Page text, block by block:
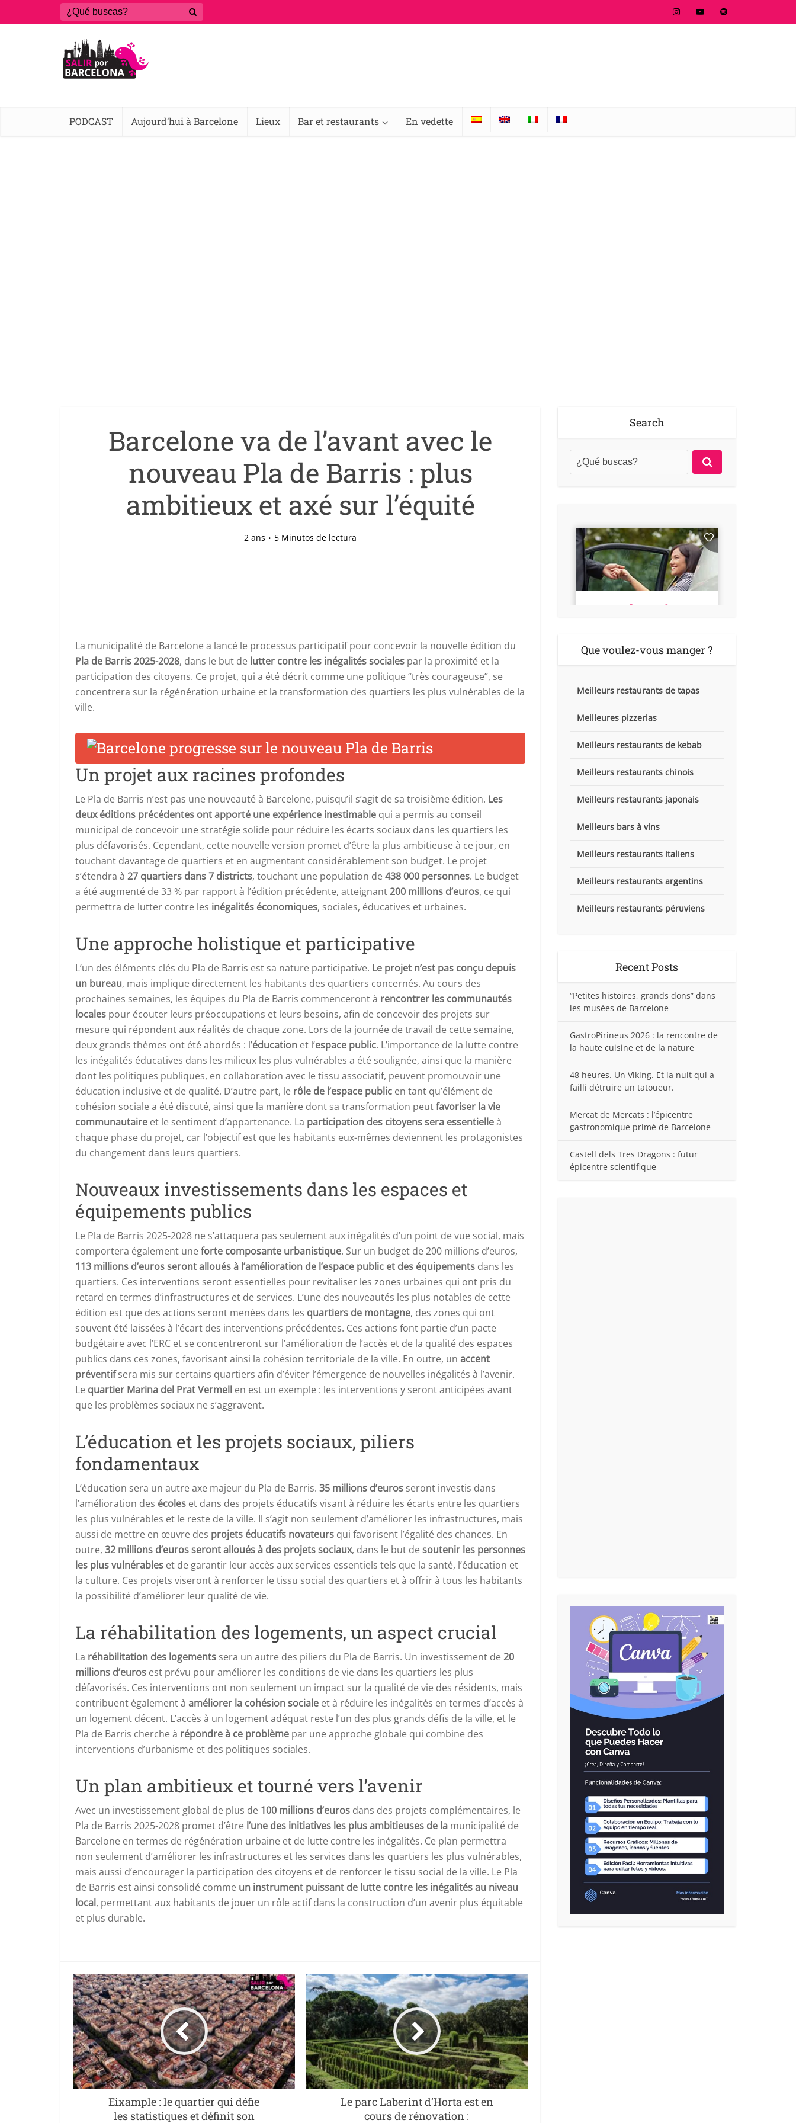
PODCAST Aujourd’hui à Barcelone Lieux Bar et restaurants En vedette
Barcelone va de l’avant avec le
nouveau Pla de Barris : plus
ambitieux et axé sur l’équité
2 ans 5 Minutos de lectura
La municipalité de Barcelone a lancé le processus participatif pour concevoir la nouvelle édition du
Pla de Barris 2025-2028, dans le but de lutter contre les inégalités sociales par la proximité et la
participation des citoyens. Ce projet, qui a été décrit comme une politique “très courageuse”, se
concentrera sur la régénération urbaine et la transformation des quartiers les plus vulnérables de la
ville.
Un projet aux racines profondes
Le Pla de Barris n’est pas une nouveauté à Barcelone, puisqu’il s’agit de sa troisième édition. Les
deux éditions précédentes ont apporté une expérience inestimable qui a permis au conseil
municipal de concevoir une stratégie solide pour réduire les écarts sociaux dans les quartiers les
plus défavorisés. Cependant, cette nouvelle version promet d’être la plus ambitieuse à ce jour, en
touchant davantage de quartiers et en augmentant considérablement son budget. Le projet
s’étendra à 27 quartiers dans 7 districts, touchant une population de 438 000 personnes. Le budget
a été augmenté de 33 % par rapport à l’édition précédente, atteignant200 millions d’euros, ce qui
permettra de lutter contre les inégalités économiques, sociales, éducatives et urbaines.
Une approche holistique et participative
L’un des éléments clés du Pla de Barris est sa nature participative. Le projet n’est pas conçu depuis
un bureau, mais implique directement les habitants des quartiers concernés. Au cours des
prochaines semaines, les équipes du Pla de Barris commenceront à rencontrer les communautés
locales pour écouter leurs préoccupations et leurs besoins, afin de concevoir des projets sur
mesure qui répondent aux réalités de chaque zone. Lors de la journée de travail de cette semaine,
deux grands thèmes ont été abordés : l’éducation et l’espace public. L’importance de la lutte contre
les inégalités éducatives dans les milieux les plus vulnérables a été soulignée, ainsi que la manière
dont les politiques publiques, en collaboration avec le tissu associatif, peuvent promouvoir une
éducation inclusive et de qualité. D’autre part, le rôle de l’espace public en tant qu’élément de
cohésion sociale a été discuté, ainsi que la manière dont sa transformation peutfavoriser la vie
communautaire et le sentiment d’appartenance. La participation des citoyens sera essentielleà
chaque phase du projet, car l’objectif est que les habitants eux-mêmes deviennent les protagonistes
du changement dans leurs quartiers.
Nouveaux investissements dans les espaces et
équipements publics
Le Pla de Barris 2025-2028 ne s’attaquera pas seulement aux inégalités d’un point de vue social, mais
comportera également une forte composante urbanistique. Sur un budget de 200 millions d’euros,
113 millions d’euros seront alloués à l’amélioration de l’espace public et des équipements dans les
quartiers. Ces interventions seront essentielles pour revitaliser les zones urbaines qui ont pris du
retard en termes d’infrastructures et de services. L’une des nouveautés les plus notables de cette
édition est que des actions seront menées dans les quartiers de montagne, des zones qui ont
souvent été laissées à l’écart des interventions précédentes. Ces actions font partie d’un pacte
budgétaire avec l’ERC et se concentreront sur l’amélioration de l’accès et de la qualité des espaces
publics dans ces zones, favorisant ainsi la cohésion territoriale de la ville. En outre, un accent
préventifsera mis sur certains quartiers afin d’éviter l’émergence de nouvelles inégalités à l’avenir.
Le quartier Marina del Prat Vermell en est un exemple : les interventions y seront anticipées avant
que les problèmes sociaux ne s’aggravent.
L’éducation et les projets sociaux, piliers
fondamentaux
L’éducation sera un autre axe majeur du Pla de Barris. 35 millions d’euros seront investis dans
l’amélioration des écoles et dans des projets éducatifs visant à réduire les écarts entre les quartiers
les plus vulnérables et le reste de la ville. Il s’agit non seulement d’améliorer les infrastructures, mais
aussi de mettre en œuvre des projets éducatifs novateurs qui favorisent l’égalité des chances. En
outre, 32 millions d’euros seront alloués à des projets sociaux, dans le but de soutenir les personnes
les plus vulnérables et de garantir leur accès aux services essentiels tels que la santé, l’éducation et
la culture. Ces projets viseront à renforcer le tissu social des quartiers et à offrir à tous les habitants
la possibilité d’améliorer leur qualité de vie.
La réhabilitation des logements, un aspect crucial
La réhabilitation des logements sera un autre des piliers du Pla de Barris. Un investissement de 20
millions d’euros est prévu pour améliorer les conditions de vie dans les quartiers les plus
défavorisés. Ces interventions ont non seulement un impact sur la qualité de vie des résidents, mais
contribuent également à améliorer la cohésion sociale et à réduire les inégalités en termes d’accès à
un logement décent. L’accès à un logement adéquat reste l’un des plus grands défis de la ville, et le
Pla de Barris cherche à répondre à ce problème par une approche globale qui combine des
interventions d’urbanisme et des politiques sociales.
Un plan ambitieux et tourné vers l’avenir
Avec un investissement global de plus de 100 millions d’euros dans des projets complémentaires, le
Pla de Barris 2025-2028 promet d’être l’une des initiatives les plus ambitieuses de la municipalité de
Barcelone en termes de régénération urbaine et de lutte contre les inégalités. Ce plan permettra
non seulement d’améliorer les infrastructures et les services dans les quartiers les plus vulnérables,
mais aussi d’encourager la participation des citoyens et de renforcer le tissu social de la ville. Le Pla
de Barris est ainsi consolidé comme un instrument puissant de lutte contre les inégalités au niveau
local, permettant aux habitants de jouer un rôle actif dans la construction d’un avenir plus équitable
et plus durable.
Eixample : le quartier qui défie
les statistiques et définit son
Le parc Laberint d’Horta est en
cours de rénovation :
Search
Que voulez-vous manger ?
Meilleurs restaurants de tapas
Meilleures pizzerias
Meilleurs restaurants de kebab
Meilleurs restaurants chinois
Meilleurs restaurants japonais
Meilleurs bars à vins
Meilleurs restaurants italiens
Meilleurs restaurants argentins
Meilleurs restaurants péruviens
Recent Posts
“Petites histoires, grands dons” dans
les musées de Barcelone
GastroPirineus 2026 : la rencontre de
la haute cuisine et de la nature
48 heures. Un Viking. Et la nuit qui a
failli détruire un tatoueur.
Mercat de Mercats : l’épicentre
gastronomique primé de Barcelone
Castell dels Tres Dragons : futur
épicentre scientifique